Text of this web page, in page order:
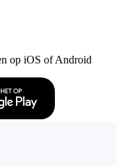
op iOS of Android